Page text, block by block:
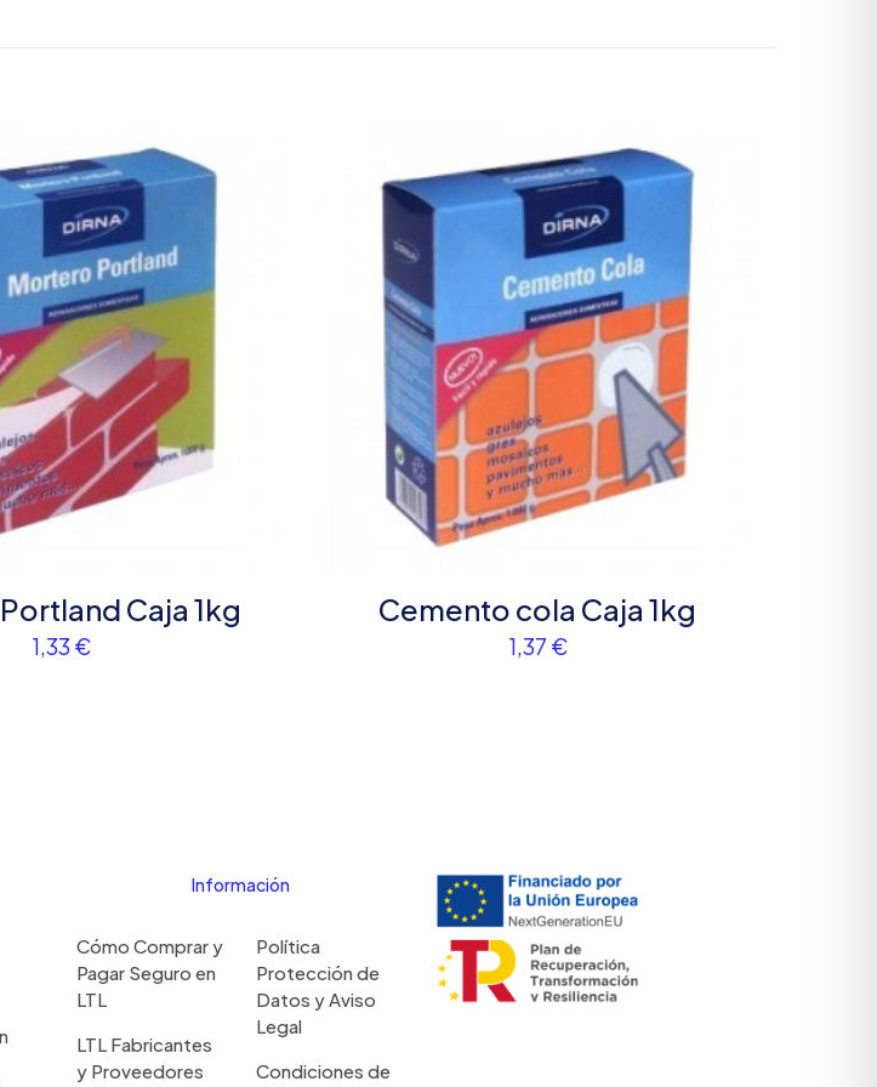
3
*
Guarda mi nombre, correo
electrónico y web en este
Caja 1kg
1,33 €
Cemento cola Caja 1kg
1,37 €
Información
Cómo Comprar y
Pagar Seguro en
LTL
LTL Fabricantes
y Proveedores
Política
Protección de
Datos y Aviso
Legal
Condiciones de